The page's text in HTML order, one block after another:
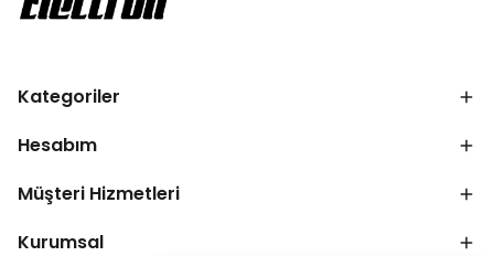
Kategoriler
Hesabım
Müşteri Hizmetleri
Kurumsal